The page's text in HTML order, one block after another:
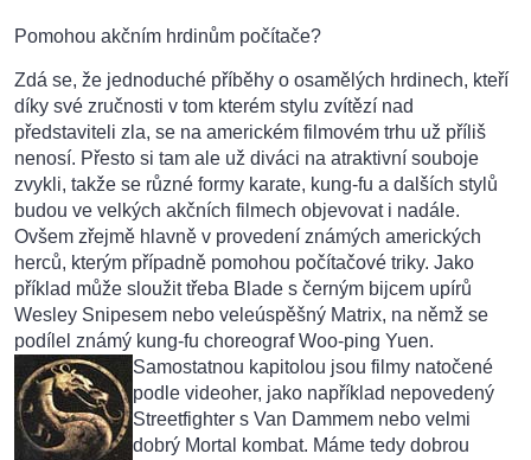
Pomohou akčním hrdinům počítače?
Zdá se, že jednoduché příběhy o osamělých hrdinech, kteří
díky své zručnosti v tom kterém stylu zvítězí nad
představiteli zla, se na americkém filmovém trhu už příliš
nenosí. Přesto si tam ale už diváci na atraktivní souboje
zvykli, takže se různé formy karate, kung-fu a dalších stylů
budou ve velkých akčních filmech objevovat i nadále.
Ovšem zřejmě hlavně v provedení známých amerických
herců, kterým případně pomohou počítačové triky. Jako
příklad může sloužit třeba Blade s černým bijcem upírů
Wesley Snipesem nebo veleúspěšný Matrix, na němž se
podílel známý kung-fu choreograf Woo-ping Yuen.
Samostatnou kapitolou jsou filmy natočené
podle videoher, jako například nepovedený
Streetfighter s Van Dammem nebo velmi
dobrý Mortal kombat. Máme tedy dobrou